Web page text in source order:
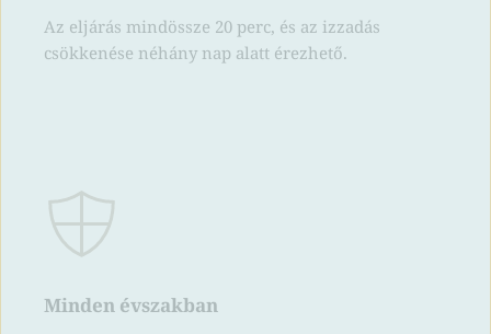
Az eljárás mindössze 20 perc, és az izzadás
csökkenése néhány nap alatt érezhető.
Minden évszakban